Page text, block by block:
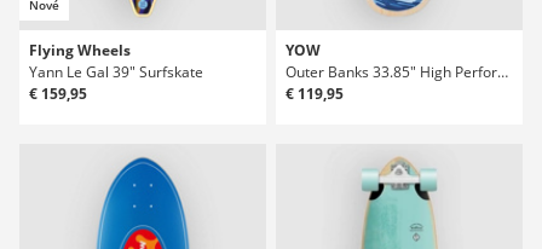
Nové
Flying Wheels
Yann Le Gal 39" Surfskate
€ 159,95
YOW
Outer Banks 33.85" High Performance Surfskate
€ 119,95